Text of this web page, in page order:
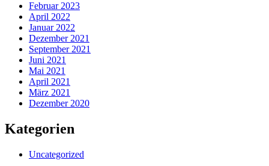
Februar 2023
April 2022
Januar 2022
Dezember 2021
September 2021
Juni 2021
Mai 2021
April 2021
März 2021
Dezember 2020
Kategorien
Uncategorized